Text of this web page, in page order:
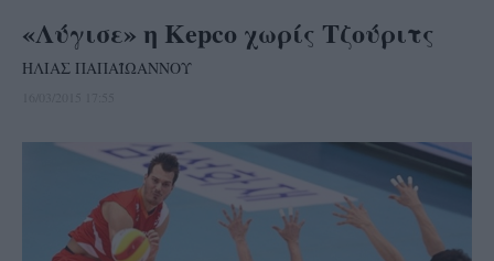
«Λύγισε» η Kepco χωρίς Τζούριτς
ΗΛΙΑΣ ΠΑΠΑΪΩΑΝΝΟΥ